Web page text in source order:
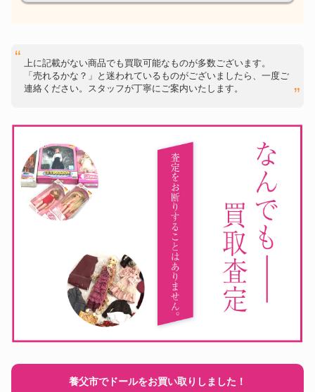
上に記載がない商品でも買取可能なものが多数ございます。
「売れるかな？」と迷われているものがございましたら、一度ご
連絡ください。スタッフが丁寧にご案内いたします。
養父市でドールをお買い取りしました！